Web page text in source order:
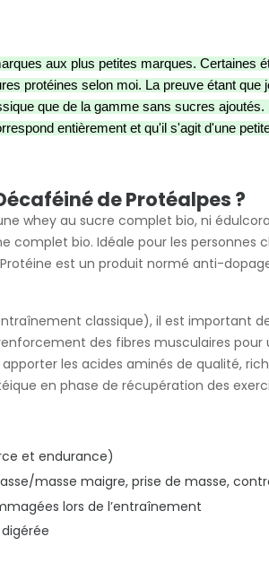
aux plus petites marques.
protéines selon moi. La preuve étant
que de la gamme sans sucres
entièrement et qu'il s'agit d'une
de Protéalpes ?
whey au sucre complet bio, ni
complet bio. Idéale pour les
est un produit normé anti-
classique), il est important
des fibres musculaires
les acides aminés de qualité,
en phase de récupération des
et endurance)
masse maigre, prise de masse,
lors de l’entraînement